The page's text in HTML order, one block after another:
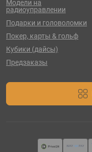
Модели на
радиоуправлении
Подарки и головоломки
Покер, карты & гольф
Кубики (дайсы)
Предзаказы